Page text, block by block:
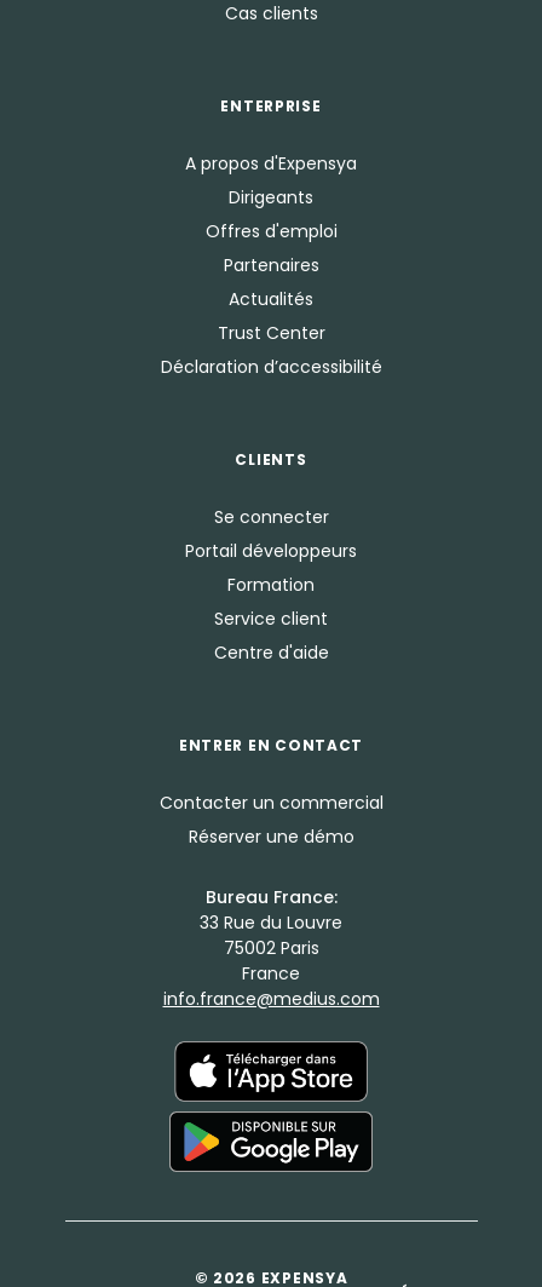
Cas clients
ENTERPRISE
A propos d'Expensya
Dirigeants
Offres d'emploi
Partenaires
Actualités
Trust Center
Déclaration d’accessibilité
CLIENTS
Se connecter
Portail développeurs
Formation
Service client
Centre d'aide
ENTRER EN CONTACT
Contacter un commercial
Réserver une démo
Bureau France:
33 Rue du Louvre
75002 Paris
France
info.france@medius.com
© 2026 EXPENSYA